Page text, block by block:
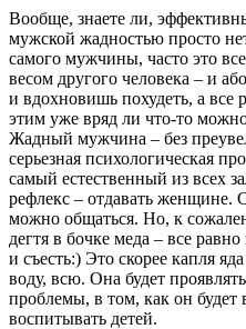
Вообще, знаете ли,
мужской жадностью просто
самого мужчины, часто это
весом другого человека – и
и вдохновишь похудеть, а все
этим уже вряд ли что-то
Жадный мужчина – без
серьезная психологическая
самый естественный из всех
рефлекс – отдавать
можно общаться. Но, к
дегтя в бочке меда – все
и съесть:) Это скорее капля
воду, всю. Она будет
проблемы, в том, как он будет
воспитывать детей.